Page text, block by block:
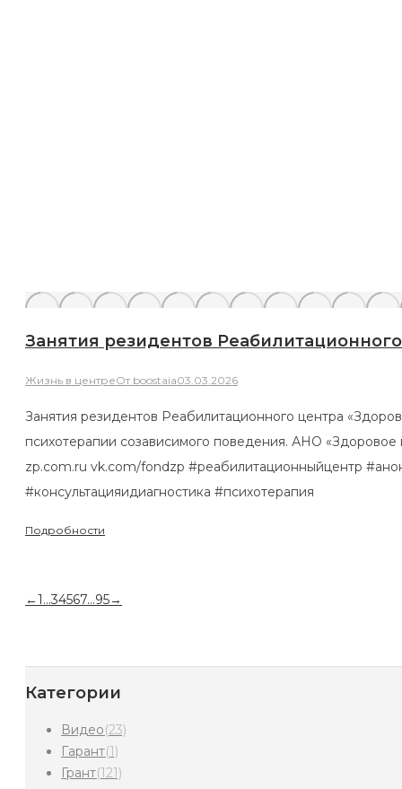
Занятия резидентов
Жизнь в центреОт boostaia03.03.2026
Занятия резидентов Реабилитационного центра
психотерапии созависимого поведения. АНО
zp.com.ru vk.com/fondzp #реабилитационныйцентр
#консультацияидиагностика #психотерапия
Подробности
←1…34567…95→
Категории
Видео(23)
Гарант(1)
Грант(121)